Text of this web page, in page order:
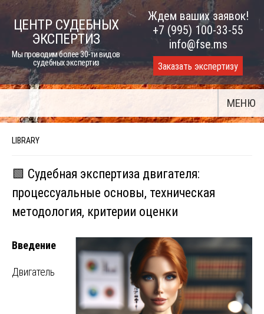
Skip
ЦЕНТР СУДЕБНЫХ
ЭКСПЕРТИЗ
Мы проводим более 30-ти видов
судебных экспертиз
Ждем ваших заявок!
+7 (995) 100-33-55
info@fse.ms
Заказать экспертизу
МЕНЮ
LIBRARY
🟩 Судебная экспертиза двигателя:
процессуальные основы, техническая
методология, критерии оценки
Введение
Двигатель